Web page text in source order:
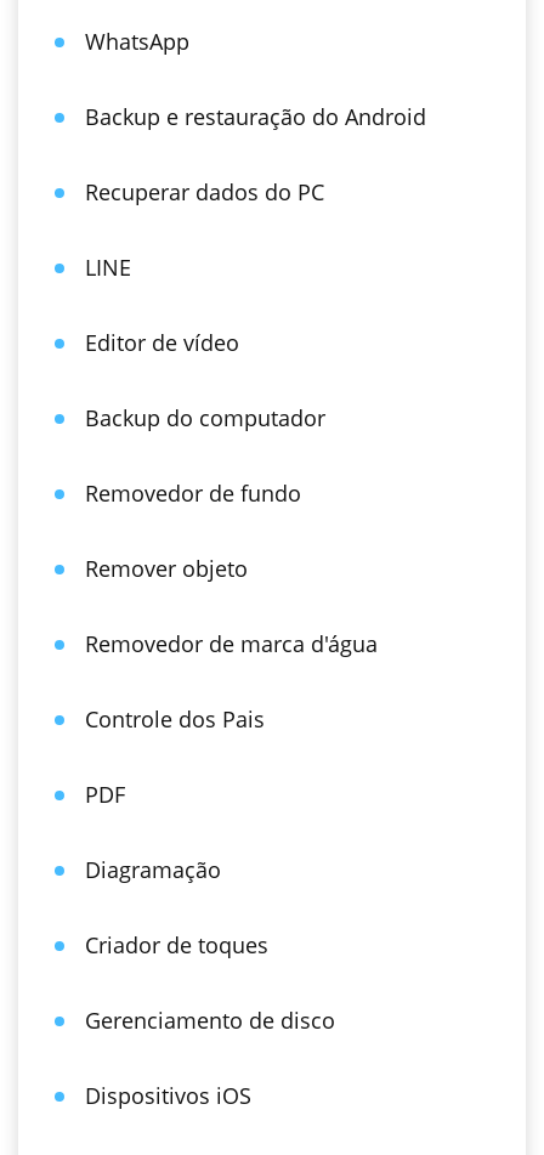
WhatsApp
Backup e restauração do Android
Recuperar dados do PC
LINE
Editor de vídeo
Backup do computador
Removedor de fundo
Remover objeto
Removedor de marca d'água
Controle dos Pais
PDF
Diagramação
Criador de toques
Gerenciamento de disco
Dispositivos iOS